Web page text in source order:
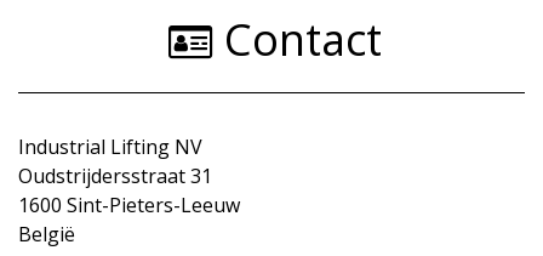
Contact
Industrial Lifting NV
Oudstrijdersstraat 31
1600 Sint-Pieters-Leeuw
België